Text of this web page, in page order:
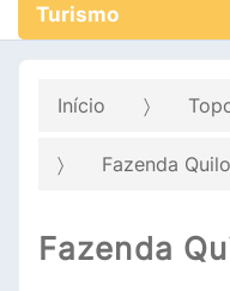
Turismo
Início
Fazenda
Fazenda